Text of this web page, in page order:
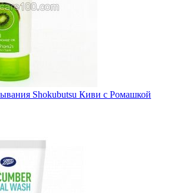
Shokubutsu Киви с Ромашкой